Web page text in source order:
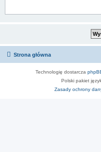
Strona główna
Technologię dostarcza
Polski pakiet
Zasady ochrony